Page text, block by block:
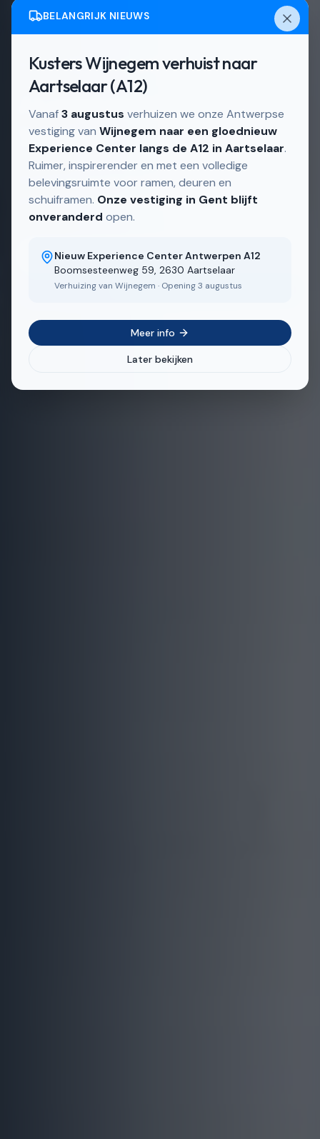
BELANGRIJK NIEUWS
Kusters Wijnegem verhuist naar
Aartselaar (A12)
Vanaf3 augustus verhuizen we onze Antwerpse
vestiging van Wijnegem naar een gloednieuw
Experience Center langs de A12 in Aartselaar.
Ruimer, inspirerender en met een volledige
belevingsruimte voor ramen, deuren en
schuiframen. Onze vestiging in Gent blijft
onveranderd open.
Nieuw Experience Center Antwerpen A12
Boomsesteenweg 59, 2630 Aartselaar
Verhuizing van Wijnegem · Opening 3 augustus
Meer info
Later bekijken
Actief inSchoten en omgeving
Aluminium ramen in
Schoten
Aluminium ramen op maat — eigen Belgische
productie, snelle levertermijnen.
Ontdek ons aanbod
Bekijk realisaties